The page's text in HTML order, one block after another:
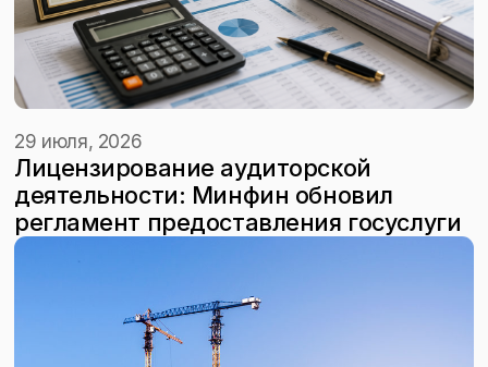
29 июля, 2026
Лицензирование аудиторской
деятельности: Минфин обновил
регламент предоставления госуслуги